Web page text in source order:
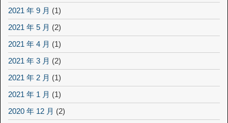
2021 年 9 月 (1)
2021 年 5 月 (2)
2021 年 4 月 (1)
2021 年 3 月 (2)
2021 年 2 月 (1)
2021 年 1 月 (1)
2020 年 12 月 (2)